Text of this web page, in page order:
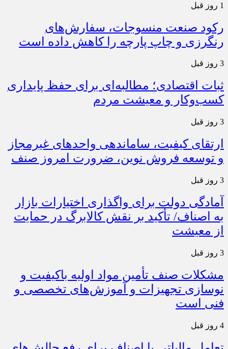
1 روز قبل
رکود صنعت منسوجات، سفارش‌های
رنگرزی و چاپ پارچه را کاهش داده است
3 روز قبل
ثبات اقتصادی؛ مطالبه‌ای برای حفظ پایداری
کسب‌وکار و معیشت مردم
3 روز قبل
ارتقای کیفیت، ساماندهی واحدهای غیرمجاز
و توسعه فروش نوین، ضرورت امروز صنف
3 روز قبل
آمادگی دولت برای واگذاری اختیارات بازار
به اصناف/ تأکید بر نقش کالابرگ در حمایت
از معیشت
3 روز قبل
مشکلات صنف تأمین مواد اولیه باکیفیت و
نوسازی تجهیزات و آموزش‌های تخصصی و
فنی است
4 روز قبل